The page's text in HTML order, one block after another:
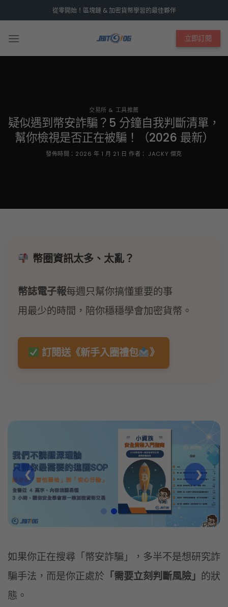
to
從零開始！區塊鏈 & 加密貨幣學習的最佳夥伴
立即訂閱
交易所 & 工具推薦
疑似遇到幣安詐騙？5 分鐘自我判斷清單，
幫你檢視是否正在被騙！（2026 最新）
發佈時間： 2026 年 1 月 21 日 作者：JACKY 傑克
幣圈資訊太多、太亂？
幣誌電子報每週只幫你搞懂重要的事
用最少的時間，陪你穩穩學會加密貨幣。
訂閱送《新手入圈禮包 》
❮ ❯
如果你正在搜尋「幣安詐騙」，多半不是想研究詐
騙手法，而是你正處於 「需要立刻判斷風險」 的狀
態。